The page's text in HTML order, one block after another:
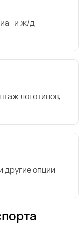
и ж/д
логотипов,
другие опции